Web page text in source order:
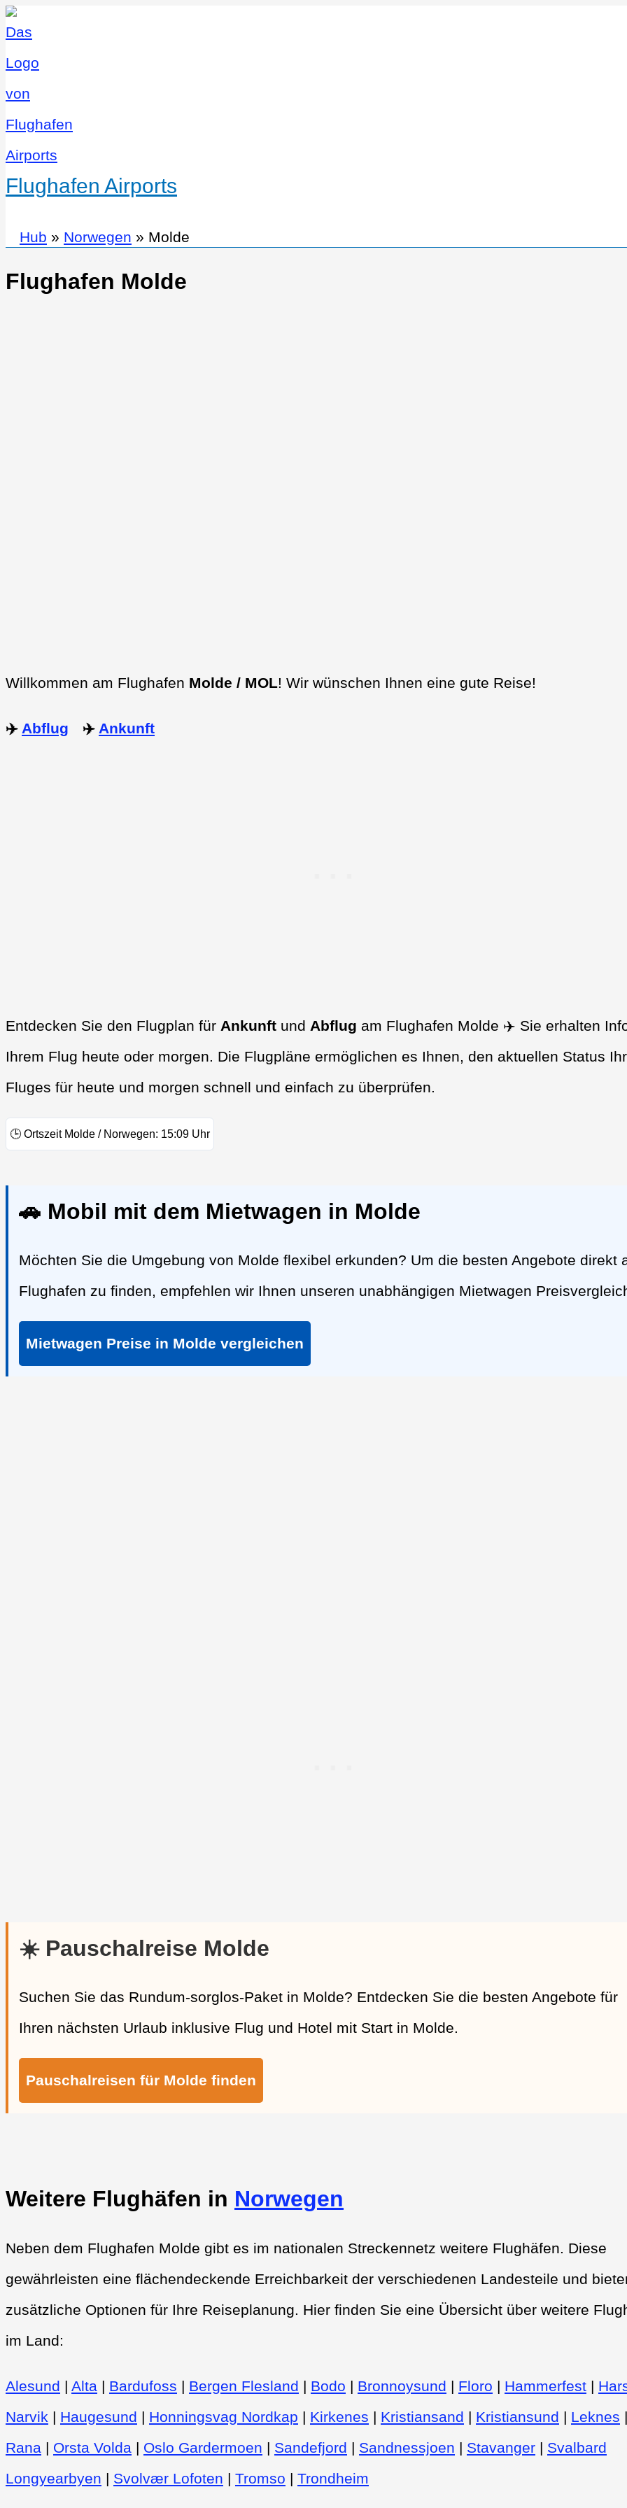
Flughafen Airports
Hub » Norwegen » Molde
Flughafen Molde
Willkommen am Flughafen Molde / MOL! Wir wünschen Ihnen eine gute Reise!
✈️ Abflug ✈️ Ankunft
Entdecken Sie den Flugplan für Ankunft und Abflug am Flughafen Molde ✈️ Sie erhalten
Ihrem Flug heute oder morgen. Die Flugpläne ermöglichen es Ihnen, den aktuellen Status
Fluges für heute und morgen schnell und einfach zu überprüfen.
🕒 Ortszeit Molde / Norwegen: 15:09 Uhr
🚗 Mobil mit dem Mietwagen in Molde
Möchten Sie die Umgebung von Molde flexibel erkunden? Um die besten Angebote direkt
Flughafen zu finden, empfehlen wir Ihnen unseren unabhängigen Mietwagen
Mietwagen Preise in Molde vergleichen
☀️ Pauschalreise Molde
Suchen Sie das Rundum-sorglos-Paket in Molde? Entdecken Sie die besten Angebote für
Ihren nächsten Urlaub inklusive Flug und Hotel mit Start in Molde.
Pauschalreisen für Molde finden
Weitere Flughäfen in Norwegen
Neben dem Flughafen Molde gibt es im nationalen Streckennetz weitere Flughäfen. Diese
gewährleisten eine flächendeckende Erreichbarkeit der verschiedenen Landesteile und
zusätzliche Optionen für Ihre Reiseplanung. Hier finden Sie eine Übersicht über weitere
im Land:
Alesund | Alta | Bardufoss | Bergen Flesland | Bodo | Bronnoysund | Floro | Hammerfest |
Narvik | Haugesund | Honningsvag Nordkap | Kirkenes | Kristiansand | Kristiansund | Leknes |
Rana | Orsta Volda | Oslo Gardermoen | Sandefjord | Sandnessjoen | Stavanger | Svalbard
Longyearbyen | Svolvær Lofoten | Tromso | Trondheim